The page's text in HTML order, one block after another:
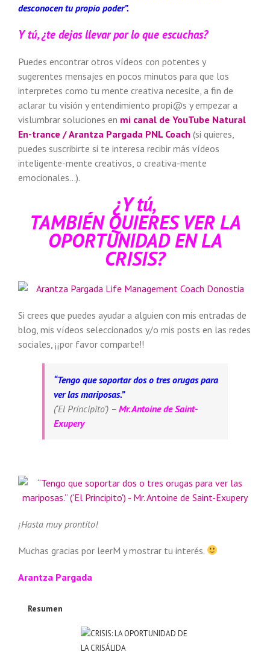
desconocen tu propio poder”.
Y tú, ¿te dejas llevar por lo que escuchas?
Puedes encontrar otros vídeos con potentes y
sugerentes mensajes en pocos minutos para que los
interpretes como tu mente creativa necesite, a fin de
aclarar tu visión y entendimiento propi@s y empezar a
vislumbrar soluciones en mi canal de YouTube Natural
En-trance / Arantza Pargada PNL Coach (si quieres,
puedes suscribirte si te interesa recibir más vídeos
inteligente-mente creativos, o creativa-mente
emocionales…).
¿Y tú,
TAMBIÉN QUIERES VER LA
OPORTUNIDAD EN LA
CRISIS?
Si crees que puedes ayudar a alguien con mis entradas de
blog, mis vídeos seleccionados y/o mis posts en las redes
sociales, ¡¡por favor comparte!!
“Tengo que soportar dos o tres orugas para
ver las mariposas.”
(‘El Principito’) – Mr. Antoine de Saint-
Exupery
¡Hasta muy prontito!
Muchas gracias por leer­M y mostrar tu interés.
Arantza Pargada
Resumen